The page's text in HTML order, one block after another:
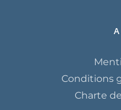
A
Conditions
Charte